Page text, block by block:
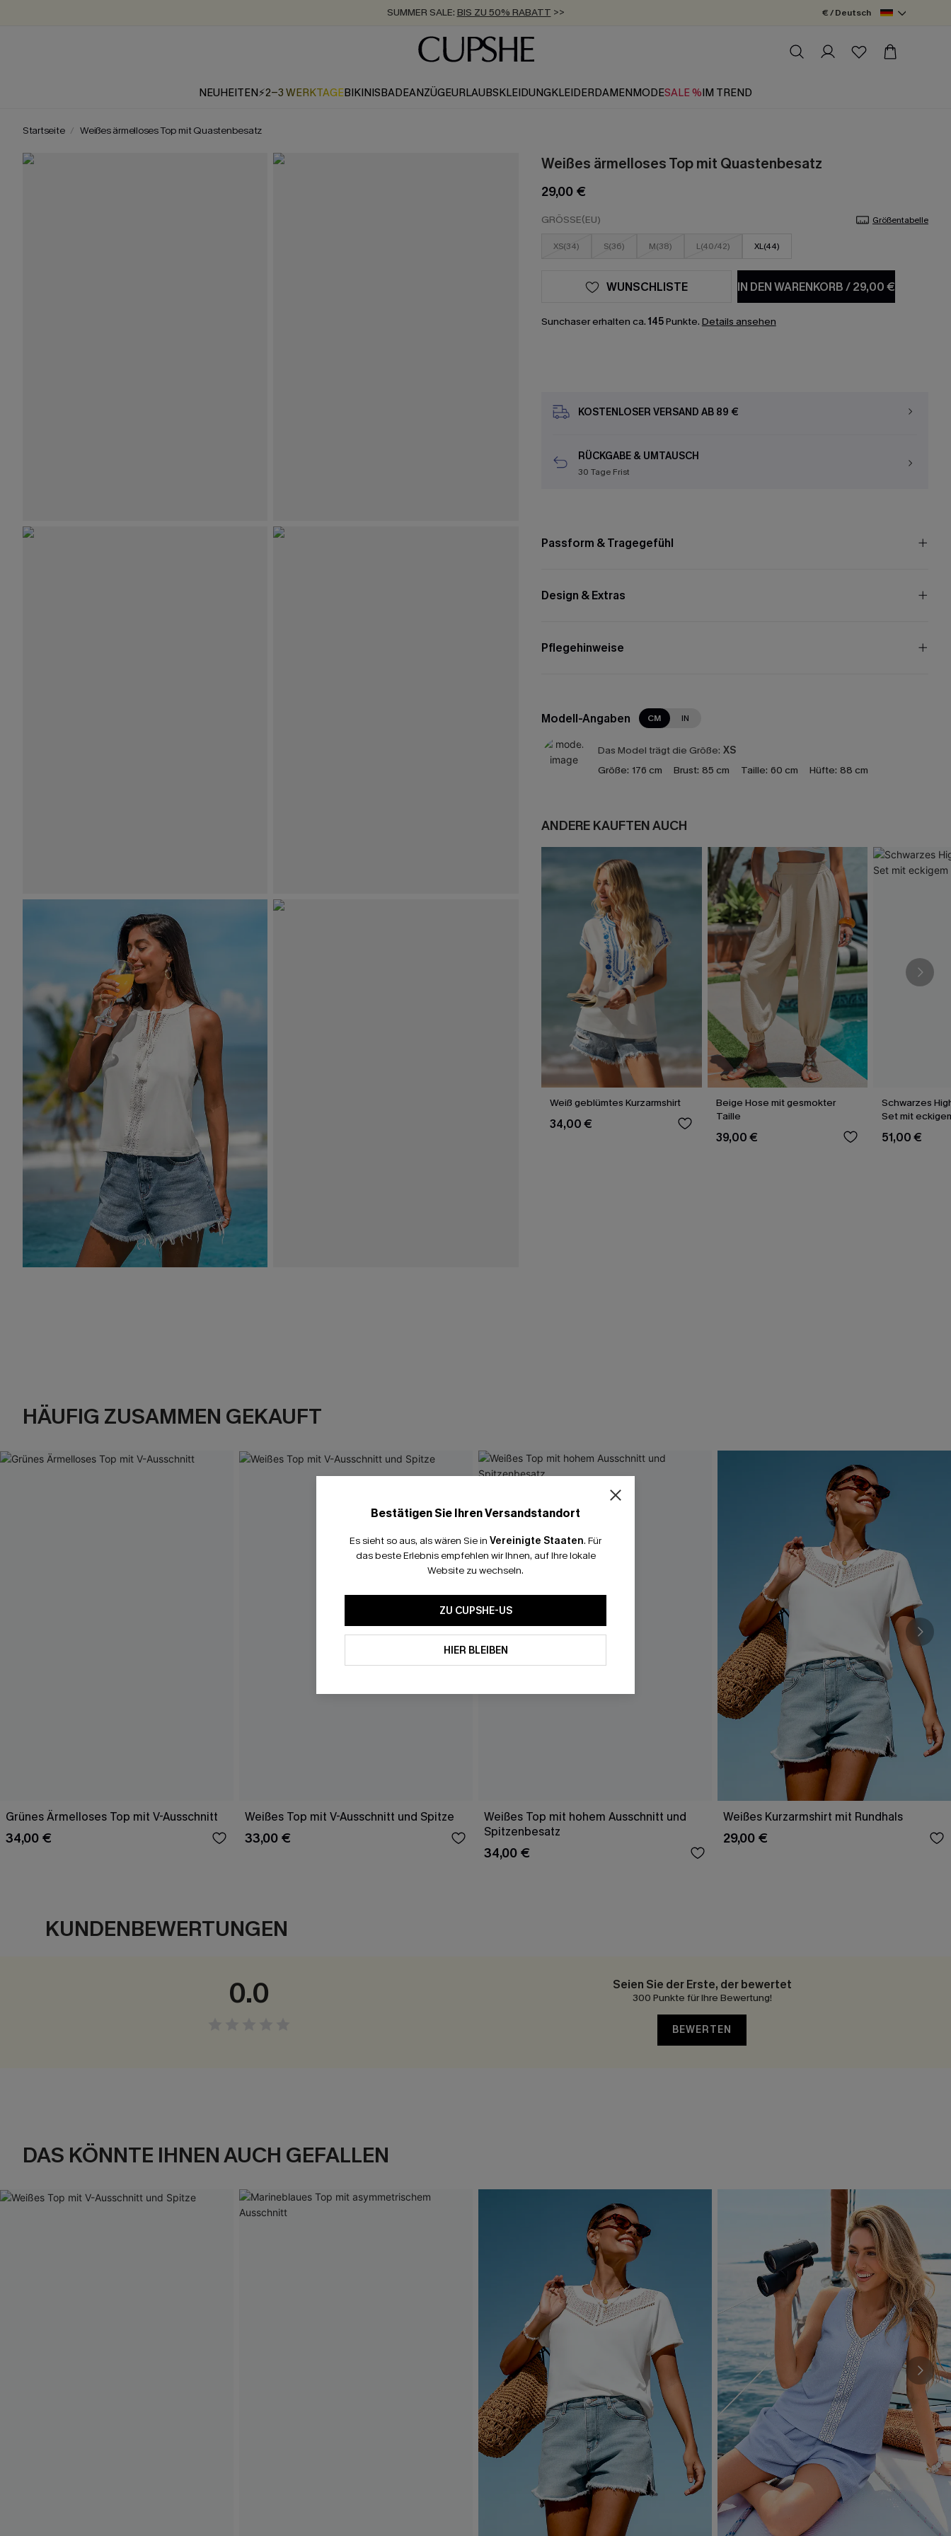
SUMMER SALE: BIS ZU 50% RABATT >>
ZUM NEWSLETTER:BIS ZU -20% EXTRA ERHALTEN
KOSTENLOSER VERSAND AB 89 €
€ / Deutsch
NEUHEITEN⚡2-3 WERKTAGEBIKINISBADEANZÜGEURLAUBSKLEIDUNGKLEIDERDAMENMODESALE %IM TREND
Startseite Weißes ärmelloses Top mit Quastenbesatz
Weißes ärmelloses Top mit Quastenbesatz
29,00 €
GRÖSSE(EU) Größentabelle
XS(34) S(36) M(38) L(40/42) XL(44)
IN DEN WARENKORB/29,00 €
WUNSCHLISTE
Sunchaser erhalten ca. 145Punkte. Details ansehen
KOSTENLOSER VERSAND AB 89 €
RÜCKGABE & UMTAUSCH
30 Tage Frist
Passform & Tragegefühl
Design & Extras
Pflegehinweise
Modell-Angaben CM IN
Das Model trägt die Größe: XS
Größe: 176 cm Brust: 85 cm Taille: 60 cm Hüfte: 88 cm
ANDERE KAUFTEN AUCH
Weiß geblümtes Kurzarmshirt
34,00 €
Beige Hose mit gesmokter
Taille
39,00 €
Schwarzes
Set mit
51,00 €
HÄUFIG ZUSAMMEN GEKAUFT
Grünes Ärmelloses Top mit V-Ausschnitt
34,00 €
Weißes Top mit V-Ausschnitt und Spitze
33,00 €
Weißes Top mit hohem Ausschnitt und
Spitzenbesatz
34,00 €
Weißes Kurzarmshirt mit Rundhals
29,00 €
KUNDENBEWERTUNGEN
0.0 Seien Sie der Erste, der bewertet
300 Punkte für Ihre Bewertung!
BEWERTEN
DAS KÖNNTE IHNEN AUCH GEFALLEN
Bestätigen Sie Ihren Versandstandort
Es sieht so aus, als wären Sie in Vereinigte Staaten. Für
das beste Erlebnis empfehlen wir Ihnen, auf Ihre lokale
Website zu wechseln.
ZU CUPSHE-US
HIER BLEIBEN